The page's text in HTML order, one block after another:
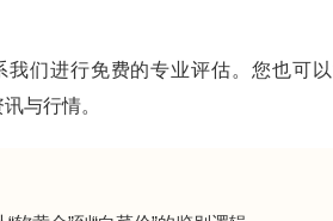
们进行免费的专业评估。您也可
与行情。